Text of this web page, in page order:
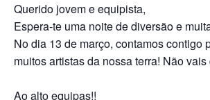
Querido jovem e equipista,
Espera-te uma noite de diversão e
No dia 13 de março, contamos contigo
muitos artistas da nossa terra! Não
Ao alto equipas!!